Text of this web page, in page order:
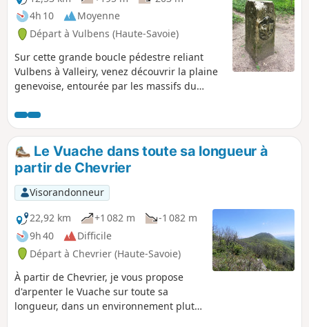
4h 10
Moyenne
Départ à Vulbens (Haute-Savoie)
Sur cette grande boucle pédestre reliant
Vulbens à Valleiry, venez découvrir la plaine
genevoise, entourée par les massifs du
du Jura. Puis, le long de la Vosogne, petit
affluent du Rhône, profitez des sentiers
forestiers qui longent la frontière franco-
suisse, jadis utilisés par les douaniers.
Patrimoine historique (bornes frontières
notamment) et mobilier d’interprétation
jalonnent votre promenade.
Le Vuache dans toute sa longueur à
partir de Chevrier
Visorandonneur
22,92 km
+1 082 m
-1 082 m
9h 40
Difficile
Départ à Chevrier (Haute-Savoie)
À partir de Chevrier, je vous propose
d'arpenter le Vuache sur toute sa
longueur, dans un environnement plutôt